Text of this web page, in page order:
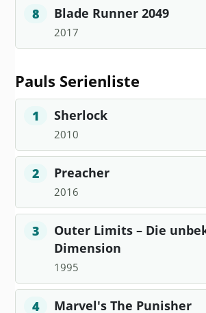
8 Blade Runner 2049
2017
Pauls Serienliste
1 Sherlock
2010
2 Preacher
2016
3
Outer Limits – Die
Dimension
1995
4 Marvel's The Punisher